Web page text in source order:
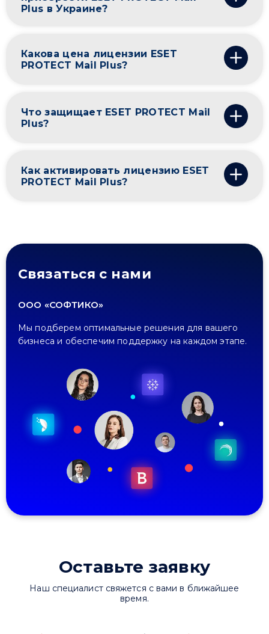
Plus в Украине?
Какова цена лицензии ESET
PROTECT Mail Plus?
Что защищает ESET PROTECT Mail
Plus?
Как активировать лицензию ESET
PROTECT Mail Plus?
Связаться с нами
ООО «СОФТИКО»
Мы подберем оптимальные решения для вашего
бизнеса и обеспечим поддержку на каждом этапе.